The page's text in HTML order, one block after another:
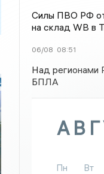
Силы ПВО РФ
на склад WB в
06/08 08:51
Над регионами
БПЛА
Пн Вт